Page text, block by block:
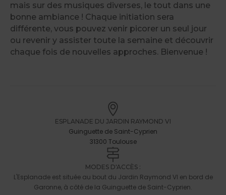
mais sur des musiques diverses, le tout dans une
bonne ambiance ! Chaque initiation sera
différente, vous pouvez venir picorer un seul jour
ou revenir y assister toute la semaine et découvrir
chaque fois de nouvelles approches. Bienvenue !
ESPLANADE DU JARDIN RAYMOND VI
Guinguette de Saint-Cyprien
31300 Toulouse
MODES D'ACCÈS :
L'Esplanade est située au bout du Jardin Raymond VI en bord de
Garonne, à côté de la Guinguette de Saint-Cyprien.